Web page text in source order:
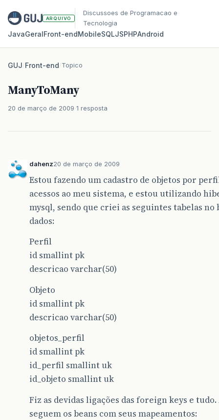
ARQUIVO
Discussoes de Programacao e
Tecnologia
JavaGeralFront‑endMobileSQLJSPHPAndroid
GUJ/Front-end/Topico
ManyToMany
20 de março de 2009 1 resposta
dahenz20 de março de 2009
Estou fazendo um cadastro de objetos por
acessos ao meu sistema, e estou utilizando
mysql, sendo que criei as seguintes tabelas no
dados:
Perfil
id smallint pk
descricao varchar(50)
Objeto
id smallint pk
descricao varchar(50)
objetos_perfil
id smallint pk
id_perfil smallint uk
id_objeto smallint uk
Fiz as devidas ligações das foreign keys e
seguem os beans com seus mapeamentos: